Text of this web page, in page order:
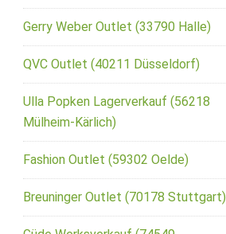
Gerry Weber Outlet (33790 Halle)
QVC Outlet (40211 Düsseldorf)
Ulla Popken Lagerverkauf (56218
Mülheim-Kärlich)
Fashion Outlet (59302 Oelde)
Breuninger Outlet (70178 Stuttgart)